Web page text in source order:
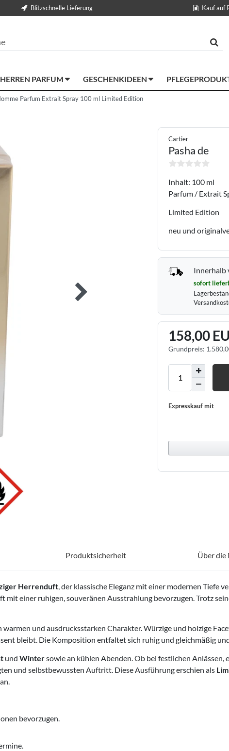
Blitzschnelle Lieferung Kauf auf
HERREN PARFUM GESCHENKIDEEN
Parfum Extrait Spray 100 ml Limited Edition
Cartier
Pasha de
Inhalt: 100 ml
Parfum / Extrait
Limited Edition
neu und
Innerhalb
sofort
158,00
Grundpreis:
Expresskauf mit
Produktsicherheit Über die
Herrenduft, der klassische Eleganz mit einer modernen
einer ruhigen, souveränen Ausstrahlung bevorzugen. Trotz
warmen und ausdrucksstarken Charakter. Würzige und holzige
bleibt. Die Komposition entfaltet sich ruhig und gleichmäßig
und Wintersowie an kühlen Abenden. Ob bei festlichen
und selbstbewussten Auftritt. Diese Ausführung erschien als
bevorzugen.